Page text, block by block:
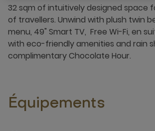
32 sqm of intuitively designed space
of travellers. Unwind with plush twin
menu, 49" Smart TV, Free Wi-Fi, en
with eco-friendly amenities and rain
complimentary Chocolate Hour.
Équipements